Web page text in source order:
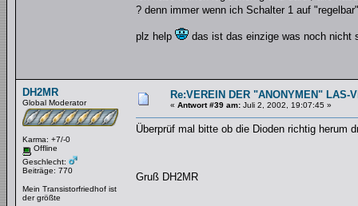
? denn immer wenn ich Schalter 1 auf
plz help das ist das einzige was noch nicht
DH2MR
Global Moderator
Karma: +7/-0
Offline
Geschlecht:
Beiträge: 770
Mein Transistorfriedhof ist
der größte
Re:VEREIN DER "ANONYMEN" LAS-
« Antwort #39 am: Juli 2, 2002, 19:07:45 »
Überprüf mal bitte ob die Dioden richtig herum
Gruß DH2MR